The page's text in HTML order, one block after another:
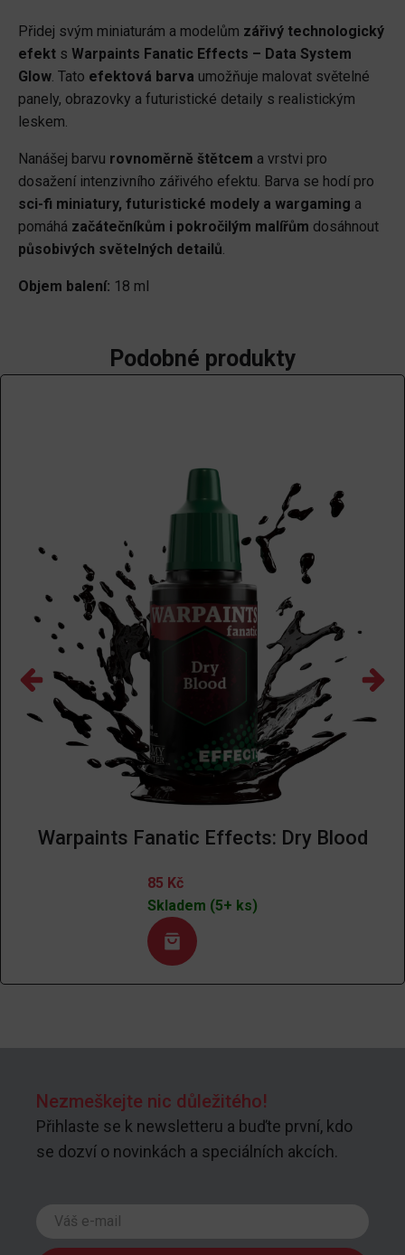
Glow
množství
Přidej svým miniaturám a modelům zářivý technologický
efekt s Warpaints Fanatic Effects – Data System
Glow. Tato efektová barva umožňuje malovat světelné
panely, obrazovky a futuristické detaily s realistickým
leskem.
Nanášej barvu rovnoměrně štětcem a vrstvi pro
dosažení intenzivního zářivého efektu. Barva se hodí pro
sci-fi miniatury, futuristické modely a wargaming a
pomáhá začátečníkům i pokročilým malířům dosáhnout
působivých světelných detailů.
Objem balení: 18 ml
Podobné produkty
Warpaints Fanatic Effects: Dry Blood
85 Kč
Skladem (5+ ks)
Nezmeškejte nic důležitého!
Přihlaste se k newsletteru a buďte první, kdo
se dozví o novinkách a speciálních akcích.